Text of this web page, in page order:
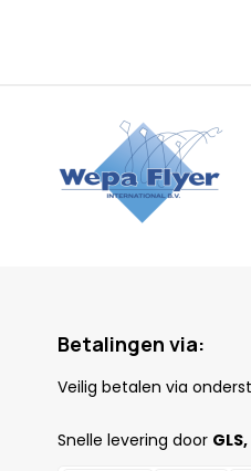
Betalingen via:
Veilig betalen via
Snelle levering door GLS,